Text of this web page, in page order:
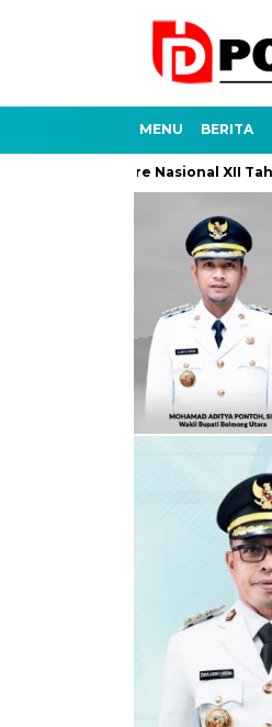
MENU BERITA
Jambore Nasional XII Tahun